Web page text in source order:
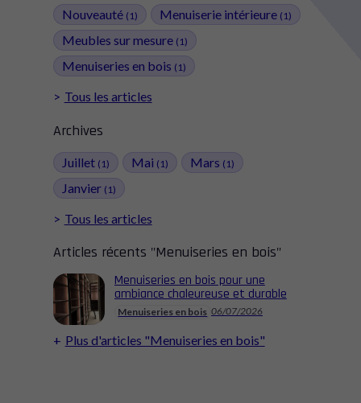
Nouveauté (1) Menuiserie intérieure (1)
Meubles sur mesure (1)
Menuiseries en bois (1)
Tous les articles
Archives
Juillet (1) Mai (1) Mars (1)
Janvier (1)
Tous les articles
Articles récents "Menuiseries en bois"
Menuiseries en bois 06/07/2026
Menuiseries en bois pour une
ambiance chaleureuse et durable
Plus d'articles "Menuiseries en bois"
naturelle à son espace de vie, mais on opte
également pour une solution respectueuse de
l'environnement. Cet article explore en
profondeur les différents aspects des
menuiseries en bois, de leur impact
durable.